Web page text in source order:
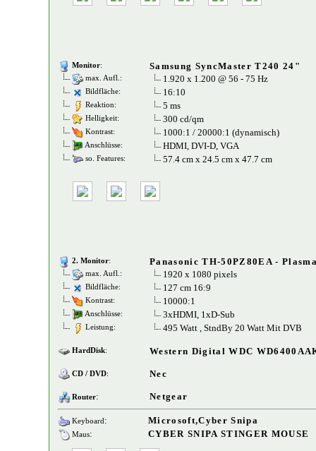
Monitor: Samsung SyncMaster T240 24"
max. Aufl.: 1.920 x 1.200 @ 56 - 75 Hz
Bildfläche: 16:10
Reaktion: 5 ms
Helligkeit: 300 cd/qm
Kontrast: 1000:1 / 20000:1 (dynamisch)
Anschlüsse: HDMI, DVI-D, VGA
so. Features: 57.4 cm x 24.5 cm x 47.7 cm
2. Monitor: Panasonic TH-50PZ80EA -
max. Aufl.: 1920 x 1080 pixels
Bildfläche: 127 cm 16:9
Kontrast: 10000:1
Anschlüsse: 3xHDMI, 1xD-Sub
Leistung: 495 Watt , StndBy 20 Watt Mit DVB
HardDisk: Western Digital WDC
CD / DVD: Nec
Router: Netgear
Keyboard: Microsoft,Cyber Snipa
Maus: CYBER SNIPA STINGER MOUSE